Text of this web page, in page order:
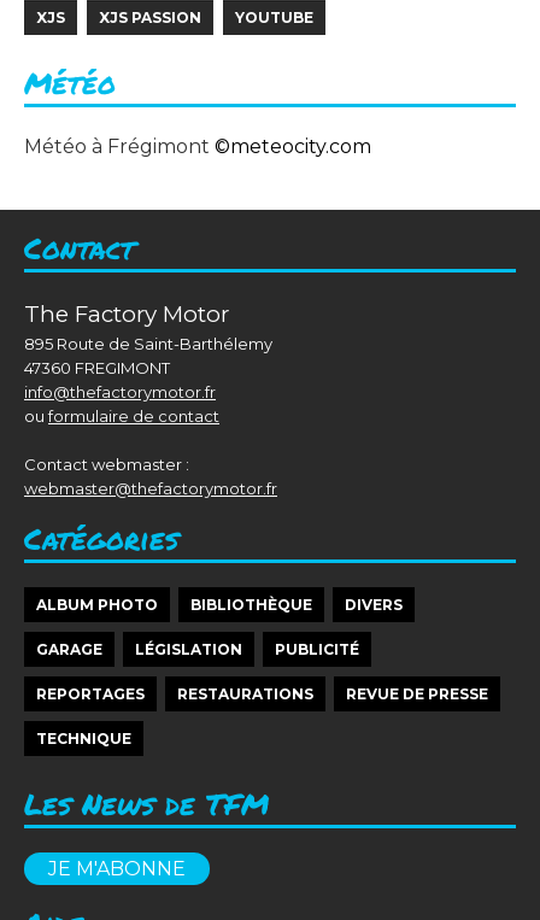
XJS XJS PASSION YOUTUBE
Météo
Météo à Frégimont ©meteocity.com
Contact
The Factory Motor
895 Route de Saint-Barthélemy
47360 FREGIMONT
info@thefactorymotor.fr
ouformulaire de contact
Contact webmaster :
webmaster@thefactorymotor.fr
Catégories
ALBUM PHOTO BIBLIOTHÈQUE DIVERS
GARAGE LÉGISLATION PUBLICITÉ
REPORTAGES RESTAURATIONS REVUE DE PRESSE
TECHNIQUE
Les News de TFM
JE M'ABONNE